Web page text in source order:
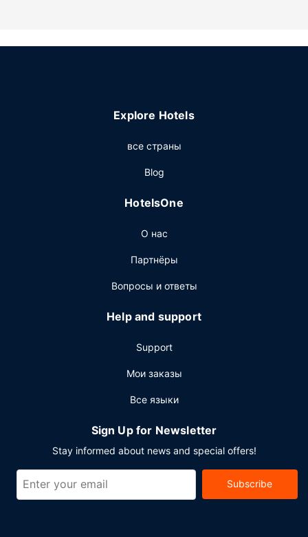
Explore Hotels
все страны
Blog
HotelsOne
О нас
Партнёры
Вопросы и ответы
Help and support
Support
Мои заказы
Все языки
Sign Up for Newsletter
Stay informed about news and special offers!
Subscribe